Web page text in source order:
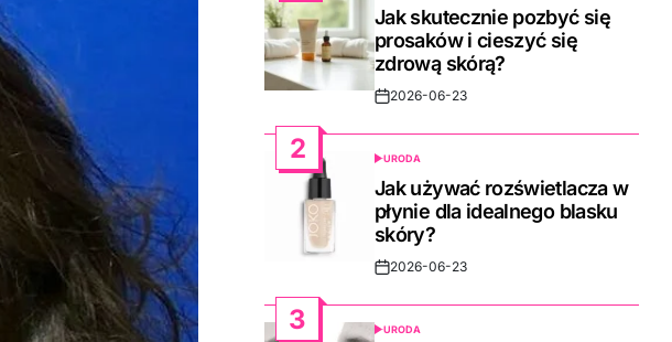
IN
Jak skutecznie pozbyć się
prosaków i cieszyć się
zdrową skórą?
Post2026-06-23
2
POSTED
IN
URODA
Jak używać rozświetlacza w
płynie dla idealnego blasku
skóry?
Post2026-06-23
3
POSTED
URODA